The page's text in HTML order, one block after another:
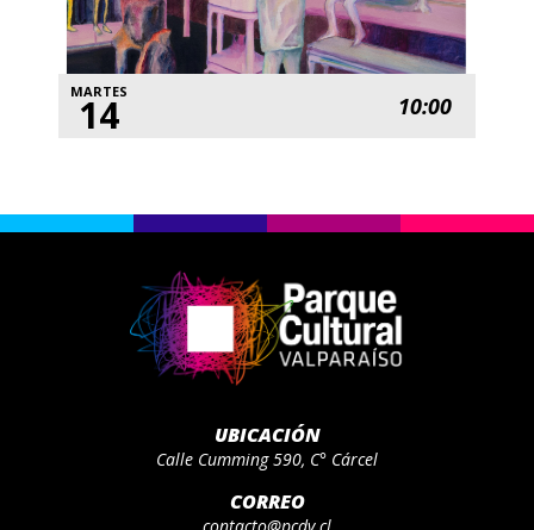
MARTES
14 10:00
UBICACIÓN
Calle Cumming 590, C° Cárcel
CORREO
contacto@pcdv.cl